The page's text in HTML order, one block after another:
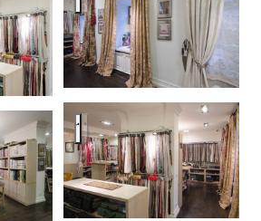
Интерьер салона тканей
French Touch.